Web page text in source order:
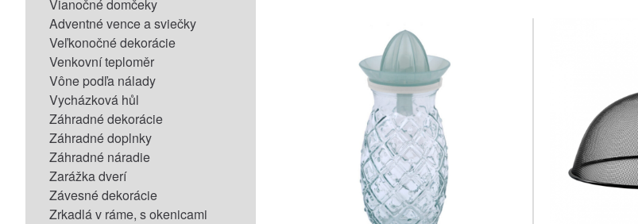
Vianočné domčeky
Adventné vence a sviečky
Veľkonočné dekorácie
Venkovní teploměr
Vône podľa nálady
Vycházková hůl
Záhradné dekorácie
Záhradné doplnky
Záhradné náradie
Zarážka dverí
Závesné dekorácie
Zrkadlá v ráme, s okenicami